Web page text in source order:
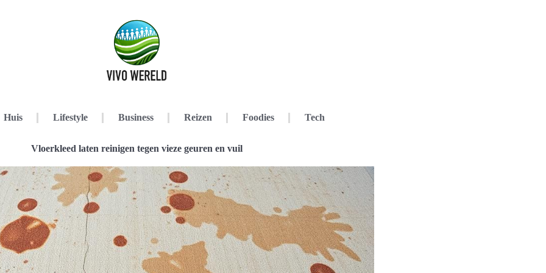
Huis Lifestyle Business Reizen Foodies Tech
Vloerkleed laten reinigen tegen vieze geuren en vuil